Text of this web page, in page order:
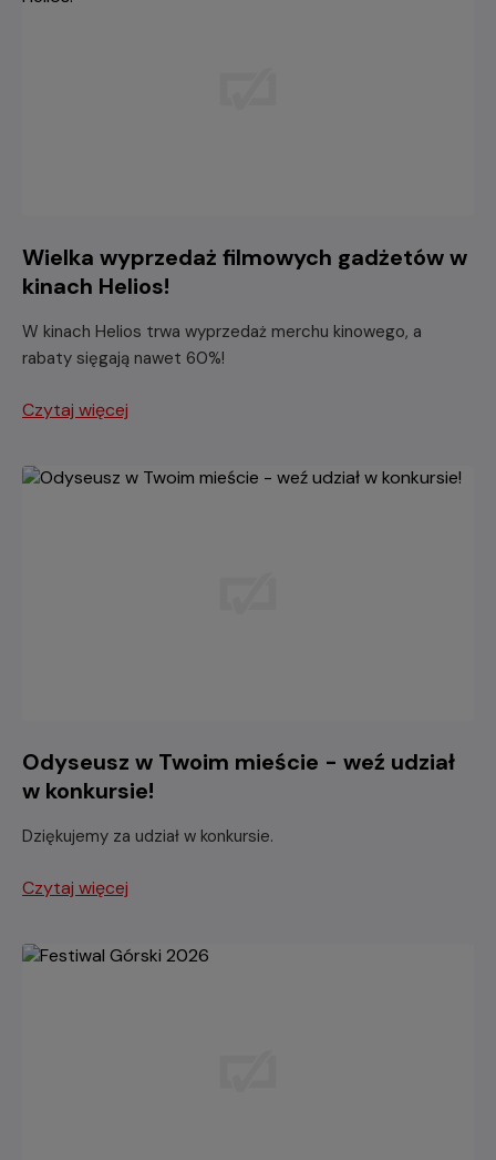
Wielka wyprzedaż filmowych gadżetów w
kinach Helios!
W kinach Helios trwa wyprzedaż merchu kinowego, a
rabaty sięgają nawet 60%!
Czytaj więcej
Odyseusz w Twoim mieście - weź udział
w konkursie!
Dziękujemy za udział w konkursie.
Czytaj więcej